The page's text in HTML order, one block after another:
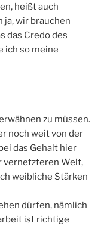
heißt auch
wir brauchen
das Credo des
ich so meine
zu müssen.
noch weit von der
das Gehalt hier
vernetzteren Welt,
weibliche Stärken
dürfen, nämlich
ist richtige